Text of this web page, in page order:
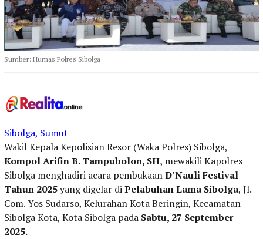
Sumber: Humas Polres Sibolga
Sibolga, Sumut
Wakil Kepala Kepolisian Resor (Waka Polres) Sibolga,
Kompol Arifin B. Tampubolon, SH, mewakili Kapolres
Sibolga menghadiri acara pembukaanD’Nauli Festival
Tahun 2025yang digelar diPelabuhan Lama Sibolga, Jl.
Com. Yos Sudarso, Kelurahan Kota Beringin, Kecamatan
Sibolga Kota, Kota Sibolga pada Sabtu, 27 September
2025.